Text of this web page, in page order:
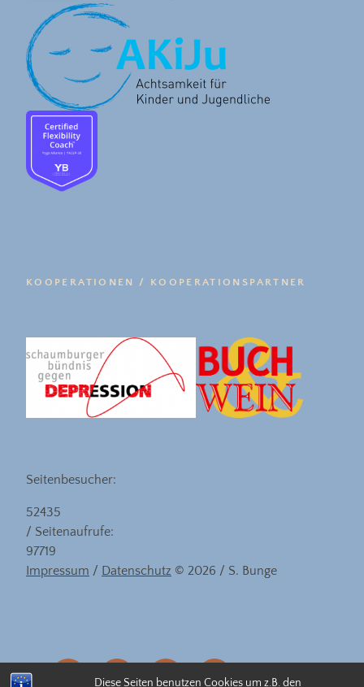
Diese Seiten benutzen Cookies um z.B. den
KOOPERATIONEN / KOOPERATIONSPARTNER
Seitenbesucher:
52435
/ Seitenaufrufe:
97719
Impressum / Datenschutz © 2026 / S. Bunge